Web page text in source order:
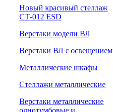
Новый красивый стеллаж
СТ-012 ESD
Верстаки модели ВЛ
Верстаки ВЛ с освещением
Металлические шкафы
Стеллажи металлические
Верстаки металлические
однотумбовые и